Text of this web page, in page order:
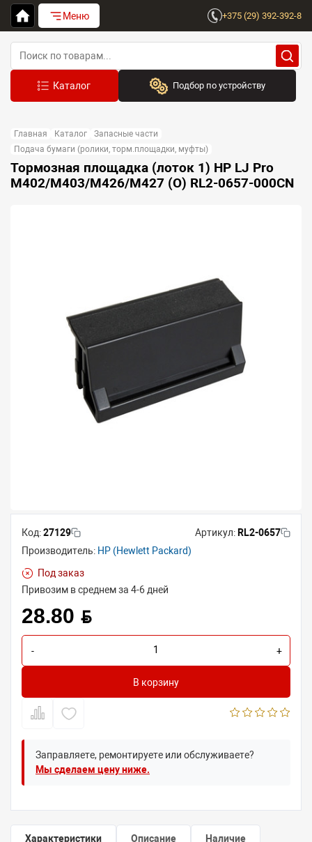
Меню +375 (29) 392-392-8
Подбор по устройству
Выберите бренд
Устройство:
Сначала выберите бренд
Главная Каталог
Запасные части
Подача бумаги (ролики, торм.площадки, муфты)
Тормозная площадка (лоток 1) HP LJ Pro
M402/M403/M426/M427 (O) RL2-0657-000CN
Код:27129 Артикул: RL2-0657
Производитель: HP (Hewlett Packard)
Под заказ
Привозим в среднем за 4-6 дней
28.80 BYN
- +
В корзину
Заправляете, ремонтируете или обслуживаете?
Мы сделаем цену ниже.
Характеристики Описание Наличие